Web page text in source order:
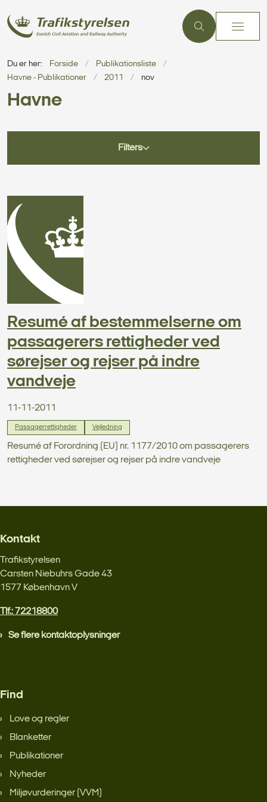
Du er her: Forside
Publikationsliste
Havne - Publikationer
2011 nov
Havne
Filters
Resumé af bestemmelserne om
passagerers rettigheder ved
sørejser og rejser på indre
vandveje
11-11-2011
Passagerrettigheder Vejledning
Resumé af Forordning (EU) nr. 1177/2010 om passagerers
rettigheder ved sørejser og rejser på indre vandveje
Kontakt
Trafikstyrelsen
Carsten Niebuhrs Gade 43
1577 København V
Tlf.: 72218800
Se flere kontaktoplysninger
Find
Love og regler
Blanketter
Publikationer
Nyheder
Miljøvurderinger (VVM)